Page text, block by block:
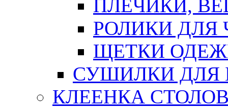
ПЛЕЧИКИ,
РОЛИКИ ДЛЯ
ЩЕТКИ
СУШИЛКИ ДЛЯ
КЛЕЕНКА